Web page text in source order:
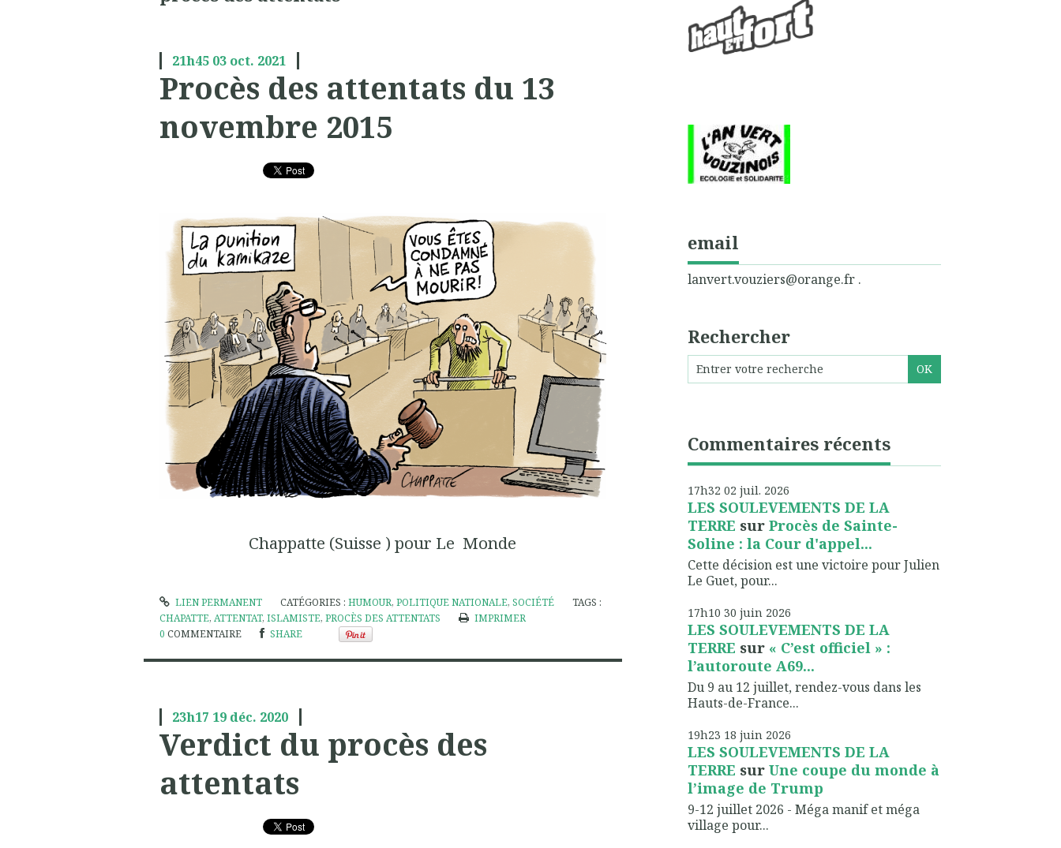
21h45 03 oct. 2021
Procès des attentats du 13
novembre 2015
Chappatte (Suisse ) pour Le Monde
LIEN PERMANENT CATÉGORIES :HUMOUR,POLITIQUE NATIONALE,SOCIÉTÉ
TAGS :
CHAPATTE, ATTENTAT, ISLAMISTE, PROCÈS DES ATTENTATS
IMPRIMER
0 COMMENTAIRE SHARE
23h17 19 déc. 2020
Verdict du procès des
attentats
email
lanvert.vouziers@orange.fr .
Rechercher
Commentaires récents
17h32 02 juil. 2026
LES SOULEVEMENTS DE LA
TERRE sur Procès de Sainte-
Soline : la Cour d'appel...
Cette décision est une victoire pour Julien
Le Guet, pour...
17h10 30 juin 2026
LES SOULEVEMENTS DE LA
TERRE sur « C’est officiel » :
l’autoroute A69...
Du 9 au 12 juillet, rendez-vous dans les
Hauts-de-France...
19h23 18 juin 2026
LES SOULEVEMENTS DE LA
TERRE sur Une coupe du monde à
l’image de Trump
9-12 juillet 2026 - Méga manif et méga
village pour...